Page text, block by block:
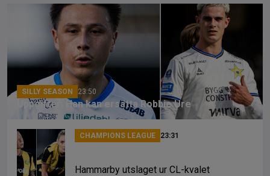
b
o
o
k
d
n
k
SILLY SEASON 23:50
Uppgifter: Han kan ersätta Robbie Ure
CHAMPIONS LEAGUE 23:31
Hammarby utslaget ur CL-kvalet